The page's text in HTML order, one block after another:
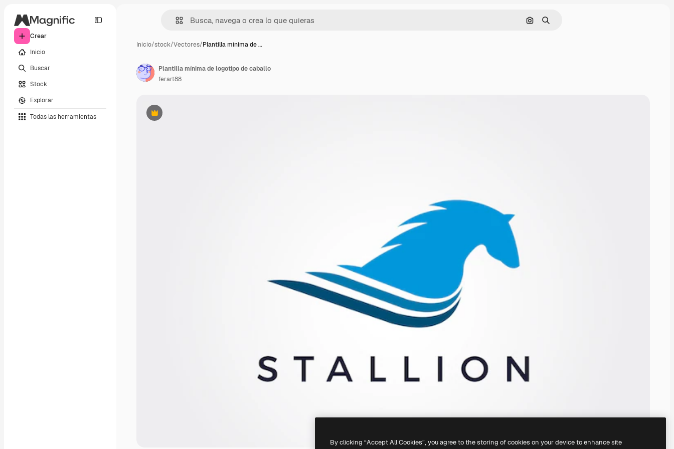
Crear
Inicio
Buscar
Stock
Explorar
Todas las herramientas
Buscar por imagen
Buscar
Inicio/stock/Vectores/Plantilla mínima de …
Premium
Plantilla mínima de logotipo de caballo
ferart88
By clicking “Accept All Cookies”, you agree to the storing of cookies on your device to enhance site